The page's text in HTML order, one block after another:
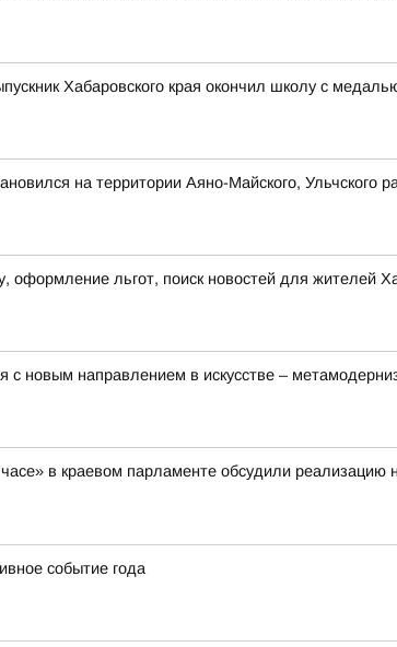
Хабаровского края окончил школу с
на территории Аяно-Майского,
оформление льгот, поиск новостей для жителей
с новым направлением в искусстве –
в краевом парламенте обсудили реализацию
событие года